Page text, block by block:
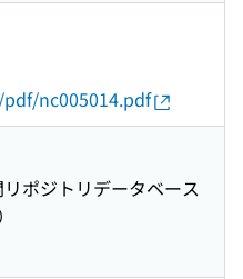
nc005014.pdf
ポジトリデータベース